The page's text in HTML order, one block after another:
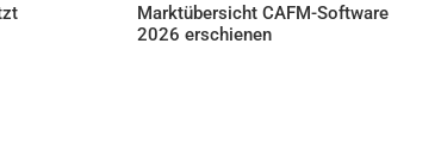
Marktübersicht CAFM-Software
2026 erschienen